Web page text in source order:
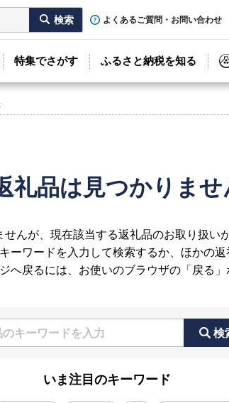
よくあるご質問・お問い合わせ
特集でさがす ふるさと納税を知る
礼品は見つかりませ
んが、現在該当する返礼品のお取り扱い
ーワードを入力して検索するか、ほかの返
へ戻るには、お使いのブラウザの「戻る」
検
いま注目のキーワード